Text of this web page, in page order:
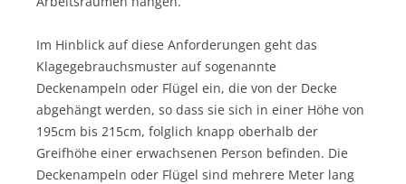
Im Hinblick auf diese Anforderungen geht das
Klagegebrauchsmuster auf sogenannte
Deckenampeln oder Flügel ein, die von der Decke
abgehängt werden, so dass sie sich in einer Höhe von
195cm bis 215cm, folglich knapp oberhalb der
Greifhöhe einer erwachsenen Person befinden. Die
Deckenampeln oder Flügel sind mehrere Meter lang